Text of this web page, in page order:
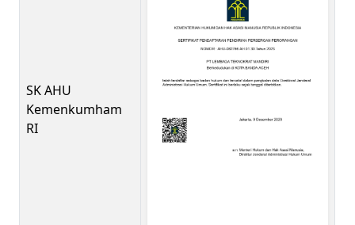
SK AHU
Kemenkumham
RI